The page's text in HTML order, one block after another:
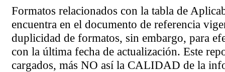
Formatos relacionados con la tabla de
encuentra en el documento de referencia
duplicidad de formatos, sin embargo, para
con la última fecha de actualización. Este
cargados, más NO así la CALIDAD de la